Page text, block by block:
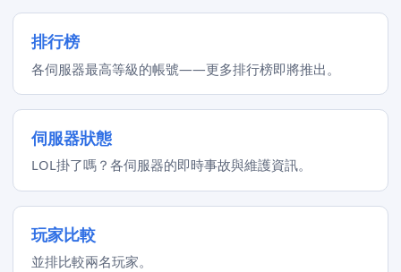
排行榜
各伺服器最高等級的帳號——更多排行榜即將推出。
伺服器狀態
LOL掛了嗎？各伺服器的即時事故與維護資訊。
玩家比較
並排比較兩名玩家。